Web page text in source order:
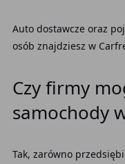
Auto dostawcze oraz
osób znajdziesz w
Czy firmy
samochody
Tak, zarówno